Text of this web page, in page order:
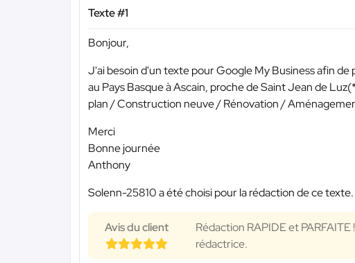
Texte #1
Bonjour,
J'ai besoin d'un texte pour Google My Business afin
au Pays Basque à Ascain, proche de Saint Jean de Luz(
plan / Construction neuve / Rénovation /
Merci
Bonne journée
Anthony
Solenn-25810 a été choisi pour la rédaction de ce texte.
Avis du client
Rédaction RAPIDE et
rédactrice.